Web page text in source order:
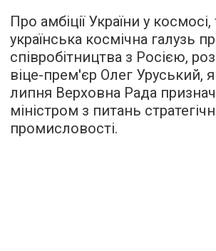
Про амбіції України у
українська космічна галузь
співробітництва з Росією,
віце-прем'єр Олег Уруський,
липня Верховна Рада
міністром з питань
промисловості.